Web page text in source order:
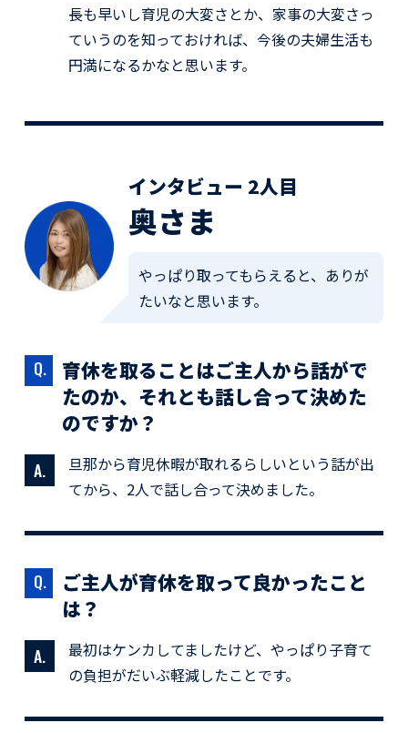
長も早いし育児の大変さとか、家事の大変さっ
ていうのを知っておければ、今後の夫婦生活も
円満になるかなと思います。
インタビュー 2人目
奥さま
やっぱり取ってもらえると、ありが
たいなと思います。
育休を取ることはご主人から話がで
たのか、それとも話し合って決めた
のですか？
旦那から育児休暇が取れるらしいという話が出
てから、2人で話し合って決めました。
ご主人が育休を取って良かったこと
は？
最初はケンカしてましたけど、やっぱり子育て
の負担がだいぶ軽減したことです。